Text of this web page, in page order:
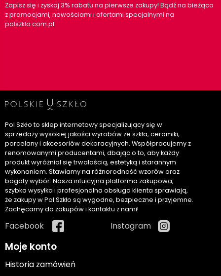
Zapisz się i zyskaj 3% rabatu na pierwsze zakupy! Bądź na bieżąco
z promocjami, nowościami i ofertami specjalnymi na
polszklo.com.pl
Pol Szkło to sklep internetowy specjalizujący się w
sprzedaży wysokiej jakości wyrobów ze szkła, ceramiki,
porcelany i akcesoriów dekoracyjnych. Współpracujemy z
renomowanymi producentami, dbając o to, aby każdy
produkt wyróżniał się trwałością, estetyką i starannym
wykonaniem. Stawiamy na różnorodność wzorów oraz
bogaty wybór. Nasza intuicyjna platforma zakupowa,
szybka wysyłka i profesjonalna obsługa klienta sprawiają,
że zakupy w Pol Szkło są wygodne, bezpieczne i przyjemne.
Zachęcamy do zakupów i kontaktu z nami!
Facebook Instagram
Moje konto
Historia zamówień